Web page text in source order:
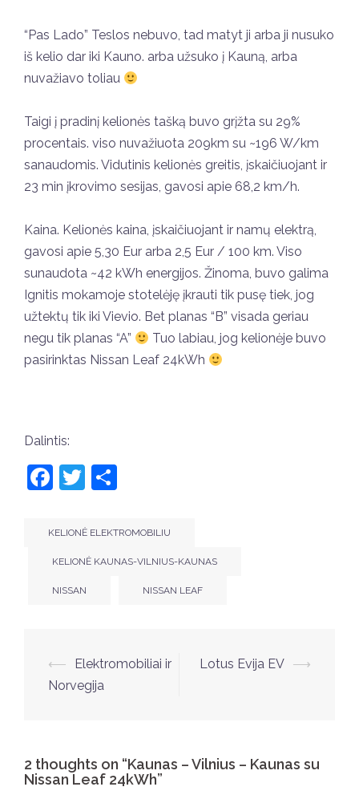
“Pas Lado” Teslos nebuvo, tad matyt ji arba ji nusuko
iš kelio dar iki Kauno. arba užsuko į Kauną, arba
nuvažiavo toliau
Taigi į pradinį kelionės tašką buvo grįžta su 29%
procentais. viso nuvažiuota 209km su ~196 W/km
sanaudomis. Vidutinis kelionės greitis, įskaičiuojant ir
23 min įkrovimo sesijas, gavosi apie 68,2 km/h.
Kaina. Kelionės kaina, įskaičiuojant ir namų elektrą,
gavosi apie 5,30 Eur arba 2,5 Eur / 100 km. Viso
sunaudota ~42 kWh energijos. Žinoma, buvo galima
Ignitis mokamoje stotelėję įkrauti tik pusę tiek, jog
užtektų tik iki Vievio. Bet planas “B” visada geriau
negu tik planas “A”
Tuo labiau, jog kelionėje buvo
pasirinktas Nissan Leaf 24kWh
Dalintis:
Facebook
Twitter
KELIONĖ ELEKTROMOBILIU
KELIONĖ KAUNAS-VILNIUS-KAUNAS
NISSAN NISSAN LEAF
Post
navigation
⟵
Elektromobiliai ir
Norvegija
Lotus Evija EV ⟶
2 thoughts on “Kaunas – Vilnius – Kaunas su
Nissan Leaf 24kWh”